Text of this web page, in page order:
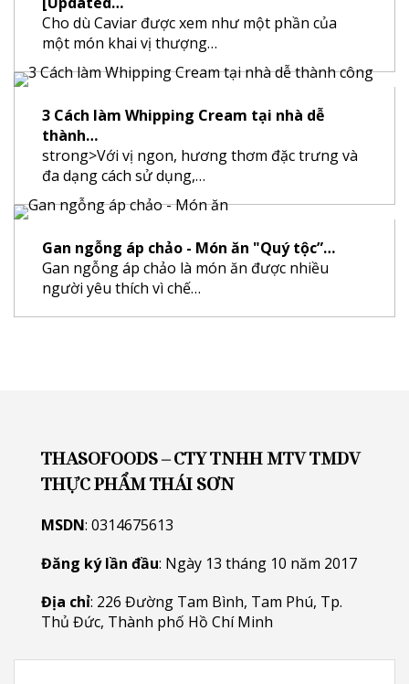
Cho dù Caviar được xem như một phần của
một món khai vị thượng…
3 Cách làm Whipping Cream tại nhà dễ
thành…
strong>Với vị ngon, hương thơm đặc trưng và
đa dạng cách sử dụng,…
Gan ngỗng áp chảo - Món ăn "Quý tộc”…
Gan ngỗng áp chảo là món ăn được nhiều
người yêu thích vì chế…
THASOFOODS – CTY TNHH MTV TMDV
THỰC PHẨM THÁI SƠN
MSDN: 0314675613
Đăng ký lần đầu: Ngày 13 tháng 10 năm 2017
Địa chỉ: 226 Đường Tam Bình, Tam Phú, Tp.
Thủ Đức, Thành phố Hồ Chí Minh